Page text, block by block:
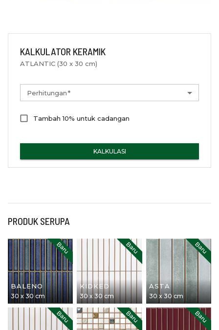
KALKULATOR KERAMIK
ATLANTIC (30 x 30 cm)
Perhitungan*
Tambah 10% untuk cadangan
KALKULASI
PRODUK SERUPA
Baru
BALENO
30 x 30 cm
Baru
KIDKED
30 x 30 cm
Baru
ASTA
30 x 30 cm
Baru Baru Baru